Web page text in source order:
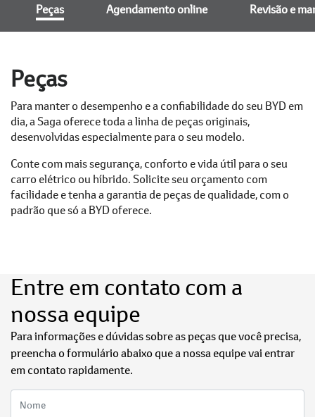
Agendamento online Revisão e
Peças
Peças
Para manter o desempenho e a confiabilidade do seu BYD em
dia, a Saga oferece toda a linha de peças originais,
desenvolvidas especialmente para o seu modelo.
Conte com mais segurança, conforto e vida útil para o seu
carro elétrico ou híbrido. Solicite seu orçamento com
facilidade e tenha a garantia de peças de qualidade, com o
padrão que só a BYD oferece.
Entre em contato com a
nossa equipe
Para informações e dúvidas sobre as peças que você precisa,
preencha o formulário abaixo que a nossa equipe vai entrar
em contato rapidamente.